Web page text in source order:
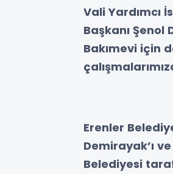
Vali Yardımcı
Başkanı Şenol
Bakımevi için
Erenler
Demirayak’ı
Belediyesi